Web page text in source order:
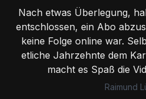
Nach etwas Überlegung,
entschlossen, ein Abo
keine Folge online war.
etliche Jahrzehnte dem
macht es Spaß die
Raimund